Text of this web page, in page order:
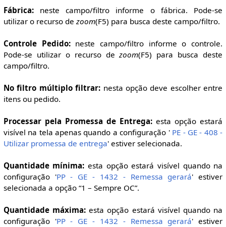
Fábrica:neste campo/filtro informe o fábrica. Pode-se
utilizar o recurso de zoom(F5) para busca deste campo/filtro.
Controle Pedido:neste campo/filtro informe o controle.
Pode-se utilizar o recurso dezoom(F5) para busca deste
campo/filtro.
No filtro múltiplo filtrar: nesta opção deve escolher entre
itens ou pedido.
Processar pela Promessa de Entrega: esta opção estará
visível na tela apenas quando a configuração ' PE - GE - 408 -
Utilizar promessa de entrega' estiver selecionada.
Quantidade mínima: esta opção estará visível quando na
configuração 'PP - GE - 1432 - Remessa gerará' estiver
selecionada a opção “1 – Sempre OC”.
Quantidade máxima: esta opção estará visível quando na
configuração 'PP - GE - 1432 - Remessa gerará' estiver